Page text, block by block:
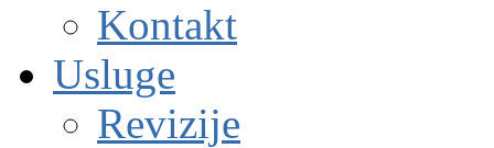
Kontakt
Usluge
Revizije